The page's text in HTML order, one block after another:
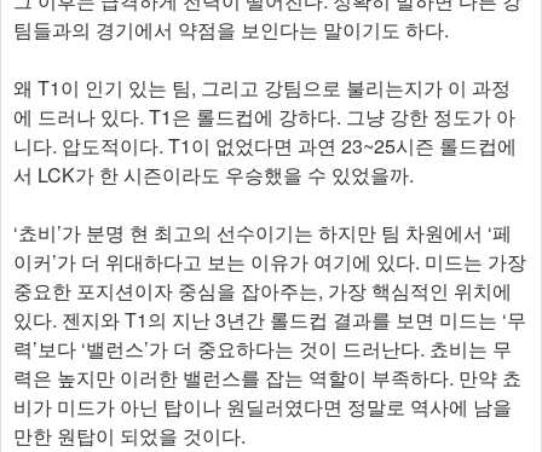
팀들과의 경기에서 약점을 보인다는 말이기도 하다.
왜 T1이 인기 있는 팀, 그리고 강팀으로 불리는지가 이 과정
에 드러나 있다. T1은 롤드컵에 강하다. 그냥 강한 정도가 아
니다. 압도적이다. T1이 없었다면 과연 23~25시즌 롤드컵에
서 LCK가 한 시즌이라도 우승했을 수 있었을까.
‘쵸비’가 분명 현 최고의 선수이기는 하지만 팀 차원에서 ‘페
이커’가 더 위대하다고 보는 이유가 여기에 있다. 미드는 가장
중요한 포지션이자 중심을 잡아주는, 가장 핵심적인 위치에
있다. 젠지와 T1의 지난 3년간 롤드컵 결과를 보면 미드는 ‘무
력’보다 ‘밸런스’가 더 중요하다는 것이 드러난다. 쵸비는 무
력은 높지만 이러한 밸런스를 잡는 역할이 부족하다. 만약 쵸
비가 미드가 아닌 탑이나 원딜러였다면 정말로 역사에 남을
만한 원탑이 되었을 것이다.